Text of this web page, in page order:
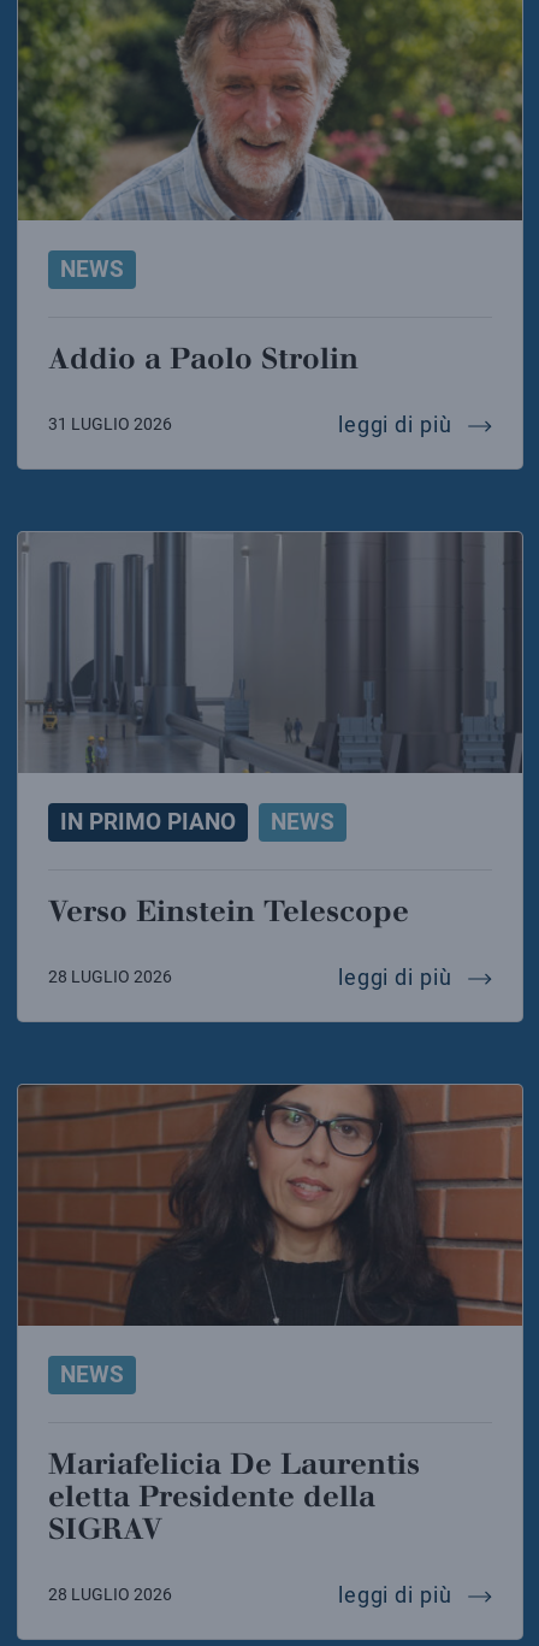
NEWS
Addio a Paolo Strolin
31 LUGLIO 2026 leggi di più addio
IN PRIMO PIANO NEWS
Verso Einstein Telescope
28 LUGLIO 2026 leggi di più verso
NEWS
Mariafelicia De Laurentis
eletta Presidente della
SIGRAV
28 LUGLIO 2026 leggi di più